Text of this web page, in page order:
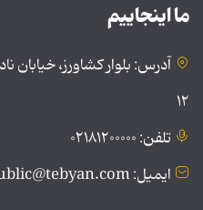
ما اینجاییم
آدرس: بلوار کشاورز،
۱۲
تلفن: ۰۲۱۸۱۲۰۰۰۰۰
ایمیل: public@tebyan.com